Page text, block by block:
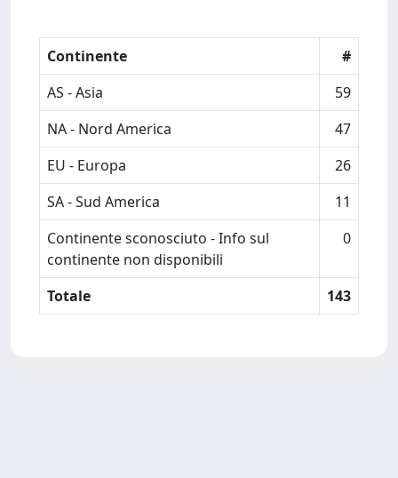
Continente
#
AS - Asia
59
NA - Nord America
47
EU - Europa
26
SA - Sud America
11
Continente sconosciuto - Info sul
continente non disponibili
0
Totale 143